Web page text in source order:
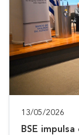
13/05/2026
BSE